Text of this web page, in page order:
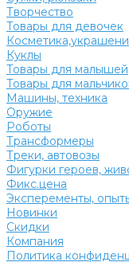
Творчество
Товары для девочек
Куклы
Товары для малышей
Товары для
Машины, техника
Оружие
Роботы
Трансформеры
Треки, автовозы
Фигурки героев,
Фикс.цена
Эксперементы,
Новинки
Скидки
Компания
Политика